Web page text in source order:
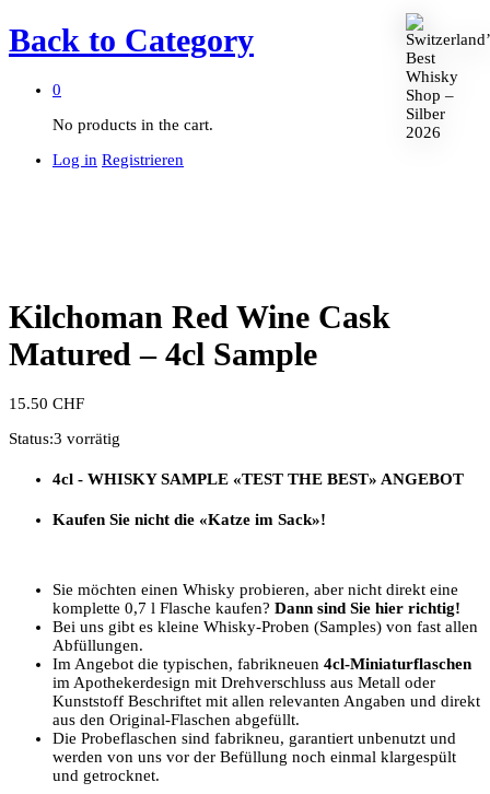
Back to Category
0
No products in the cart.
Log in Registrieren
Kilchoman Red Wine Cask
Matured – 4cl Sample
15.50 CHF
Status:3 vorrätig
4cl - WHISKY SAMPLE «TEST THE BEST» ANGEBOT
Kaufen Sie nicht die «Katze im Sack»!
Sie möchten einen Whisky probieren, aber nicht direkt eine
komplette 0,7 l Flasche kaufen? Dann sind Sie hier richtig!
Bei uns gibt es kleine Whisky-Proben (Samples) von fast allen
Abfüllungen.
Im Angebot die typischen, fabrikneuen 4cl-Miniaturflaschen
im Apothekerdesign mit Drehverschluss aus Metall oder
Kunststoff Beschriftet mit allen relevanten Angaben und direkt
aus den Original-Flaschen abgefüllt.
Die Probeflaschen sind fabrikneu, garantiert unbenutzt und
werden von uns vor der Befüllung noch einmal klargespült
und getrocknet.